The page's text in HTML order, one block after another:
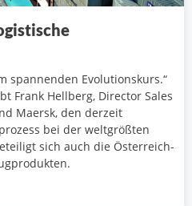
spannenden Evolutionskurs.“
Frank Hellberg, Director Sales
Maersk, den derzeit
bei der weltgrößten
sich auch die Österreich-